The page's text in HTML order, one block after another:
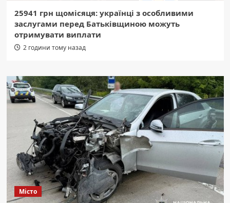
25941 грн щомісяця: українці з особливими
заслугами перед Батьківщиною можуть
отримувати виплати
2 години тому назад
Місто